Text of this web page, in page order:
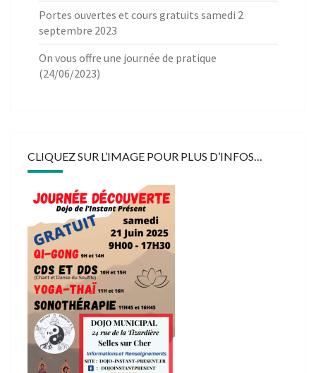
Portes ouvertes et cours gratuits samedi 2
septembre 2023
On vous offre une journée de pratique
(24/06/2023)
CLIQUEZ SUR L’IMAGE POUR PLUS D’INFOS…